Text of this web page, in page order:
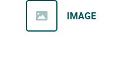
IMAGE